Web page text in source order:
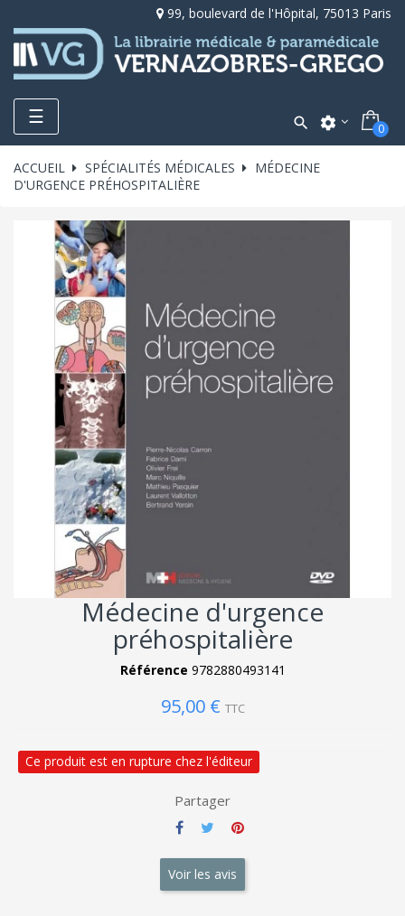
99, boulevard de l'Hôpital, 75013 Paris
Toggle
navigation
☰  settings 0
ACCUEIL SPÉCIALITÉS MÉDICALES
MÉDECINE
D'URGENCE PRÉHOSPITALIÈRE
Médecine d'urgence
préhospitalière
Référence 9782880493141
95,00 € TTC
Ce produit est en rupture chez l'éditeur
Partager
Voir les avis